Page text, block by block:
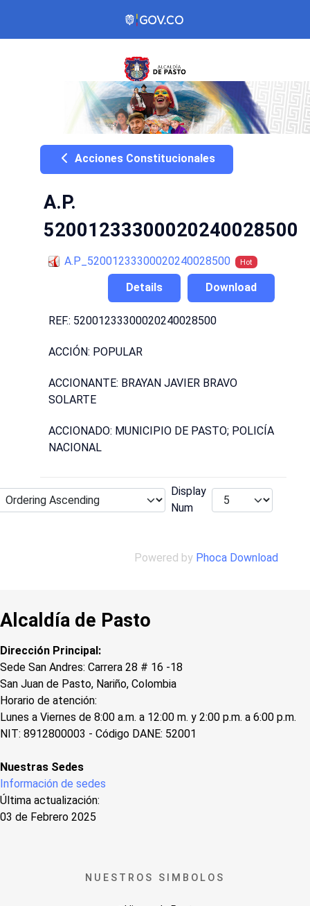
Acciones Constitucionales
A.P.
52001233300020240028500
A.P_52001233300020240028500 Hot
Download
Details
REF.: 52001233300020240028500
ACCIÓN: POPULAR
ACCIONANTE: BRAYAN JAVIER BRAVO
SOLARTE
ACCIONADO: MUNICIPIO DE PASTO; POLICÍA
NACIONAL
Display
Num
Powered by Phoca Download
Alcaldía de Pasto
Dirección Principal:
Sede San Andres: Carrera 28 # 16 -18
San Juan de Pasto, Nariño, Colombia
Horario de atención:
Lunes a Viernes de 8:00 a.m. a 12:00 m. y 2:00 p.m. a 6:00 p.m.
NIT: 8912800003 - Código DANE: 52001
Nuestras Sedes
Información de sedes
Última actualización:
03 de Febrero 2025
NUESTROS SIMBOLOS